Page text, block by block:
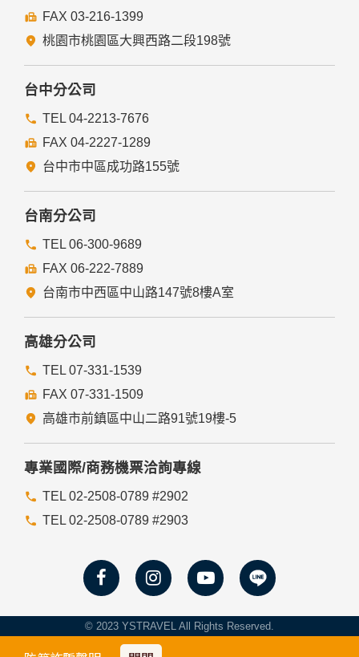
FAX 03-216-1399
桃園市桃園區大興西路二段198號
台中分公司
TEL 04-2213-7676
FAX 04-2227-1289
台中市中區成功路155號
台南分公司
TEL 06-300-9689
FAX 06-222-7889
台南市中西區中山路147號8樓A室
高雄分公司
TEL 07-331-1539
FAX 07-331-1509
高雄市前鎮區中山二路91號19樓-5
專業國際/商務機票洽詢專線
TEL 02-2508-0789 #2902
TEL 02-2508-0789 #2903
© 2023 YSTRAVEL All Rights Reserved.